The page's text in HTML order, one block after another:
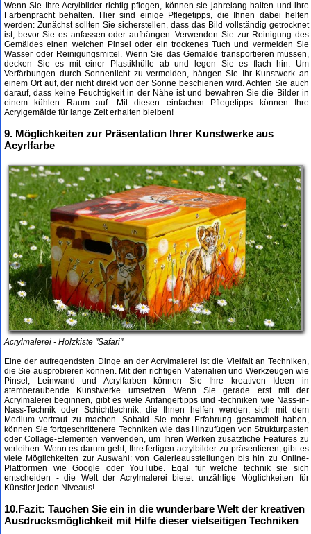
Wenn Sie Ihre Acrylbilder richtig pflegen, können sie jahrelang halten und ihre
Farbenpracht behalten. Hier sind einige Pflegetipps, die Ihnen dabei helfen
werden: Zunächst sollten Sie sicherstellen, dass das Bild vollständig getrocknet
ist, bevor Sie es anfassen oder aufhängen. Verwenden Sie zur Reinigung des
Gemäldes einen weichen Pinsel oder ein trockenes Tuch und vermeiden Sie
Wasser oder Reinigungsmittel. Wenn Sie das Gemälde transportieren müssen,
decken Sie es mit einer Plastikhülle ab und legen Sie es flach hin. Um
Verfärbungen durch Sonnenlicht zu vermeiden, hängen Sie Ihr Kunstwerk an
einem Ort auf, der nicht direkt von der Sonne beschienen wird. Achten Sie auch
darauf, dass keine Feuchtigkeit in der Nähe ist und bewahren Sie die Bilder in
einem kühlen Raum auf. Mit diesen einfachen Pflegetipps können Ihre
Acrylgemälde für lange Zeit erhalten bleiben!
9. Möglichkeiten zur Präsentation Ihrer Kunstwerke aus
Acyrlfarbe
Acrylmalerei - Holzkiste "Safari"
Eine der aufregendsten Dinge an der Acrylmalerei ist die Vielfalt an Techniken,
die Sie ausprobieren können. Mit den richtigen Materialien und Werkzeugen wie
Pinsel, Leinwand und Acrylfarben können Sie Ihre kreativen Ideen in
atemberaubende Kunstwerke umsetzen. Wenn Sie gerade erst mit der
Acrylmalerei beginnen, gibt es viele Anfängertipps und -techniken wie Nass-in-
Nass-Technik oder Schichttechnik, die Ihnen helfen werden, sich mit dem
Medium vertraut zu machen. Sobald Sie mehr Erfahrung gesammelt haben,
können Sie fortgeschrittenere Techniken wie das Hinzufügen von Strukturpasten
oder Collage-Elementen verwenden, um Ihren Werken zusätzliche Features zu
verleihen. Wenn es darum geht, Ihre fertigen acrylbilder zu präsentieren, gibt es
viele Möglichkeiten zur Auswahl: von Galerieausstellungen bis hin zu Online-
Plattformen wie Google oder YouTube. Egal für welche technik sie sich
entscheiden - die Welt der Acrylmalerei bietet unzählige Möglichkeiten für
Künstler jeden Niveaus!
10.Fazit: Tauchen Sie ein in die wunderbare Welt der kreativen
Ausdrucksmöglichkeit mit Hilfe dieser vielseitigen Techniken